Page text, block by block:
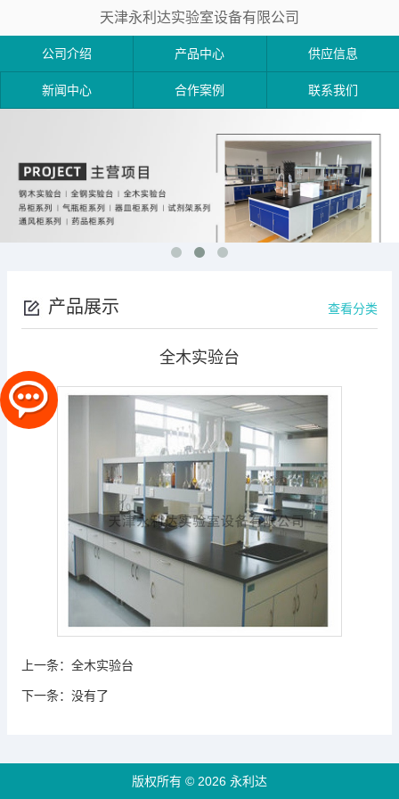
天津永利达实验室设备有限公司
公司介绍 产品中心 供应信息
新闻中心 合作案例 联系我们
产品展示 查看分类
全木实验台
上一条： 全木实验台
下一条： 没有了
版权所有 © 2026 永利达